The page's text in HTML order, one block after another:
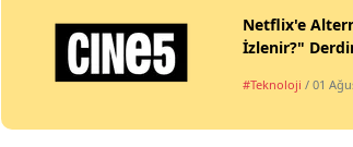
Netflix'e
İzlenir?"
#Teknoloji / 01